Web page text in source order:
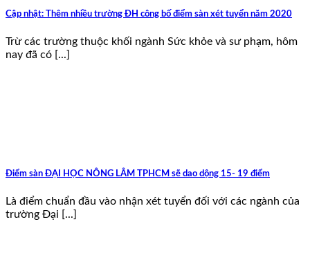
Cập nhật: Thêm nhiều trường ĐH công bố điểm sàn xét tuyển năm 2020
Trừ các trường thuộc khối ngành Sức khỏe và sư phạm, hôm
nay đã có [...]
Điểm sàn ĐẠI HỌC NÔNG LÂM TPHCM sẽ dao dộng 15- 19 điểm
Là điểm chuẩn đầu vào nhận xét tuyển đối với các ngành của
trường Đại [...]